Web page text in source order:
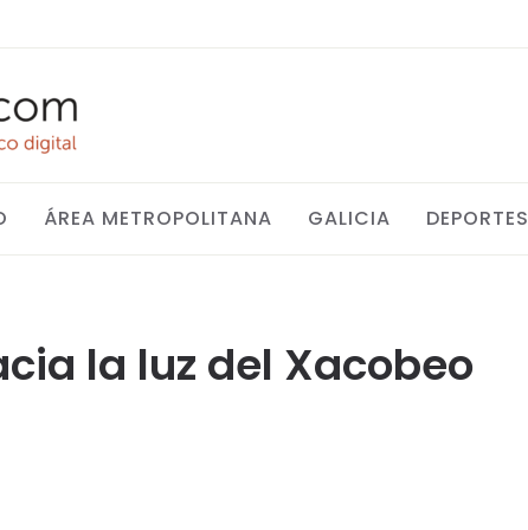
ÁREA METROPOLITANA GALICIA DEPORTES
la luz del Xacobeo